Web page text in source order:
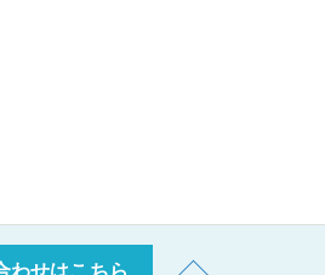
わせはこちら